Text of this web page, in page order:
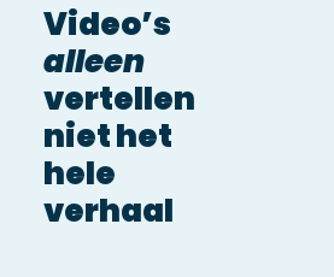
Video’s
alleen
vertellen
niet het
hele
verhaal